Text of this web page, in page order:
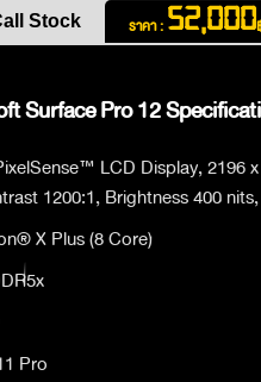
ราคา : 52,000
Stock
Surface Pro 12
LCD Display, 2196
1200:1, Brightness 400
X Plus (8 Core)
Pro